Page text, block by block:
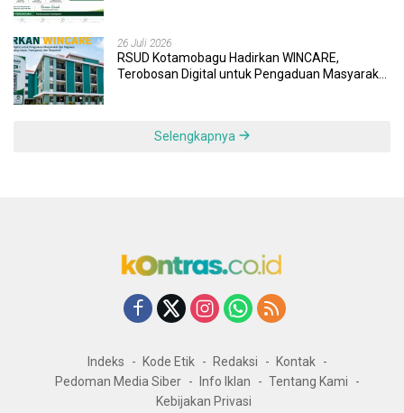
26 Juli 2026
RSUD Kotamobagu Hadirkan WINCARE,
Terobosan Digital untuk Pengaduan Masyarakat
Selengkapnya
Indeks Kode Etik Redaksi
Kontak
Pedoman Media Siber
Info Iklan
Tentang Kami
Kebijakan Privasi